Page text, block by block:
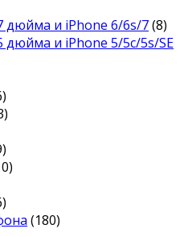
дюйма и iPhone 6/6s/7(8)
дюйма и iPhone 5/5c/5s/SE
(180)